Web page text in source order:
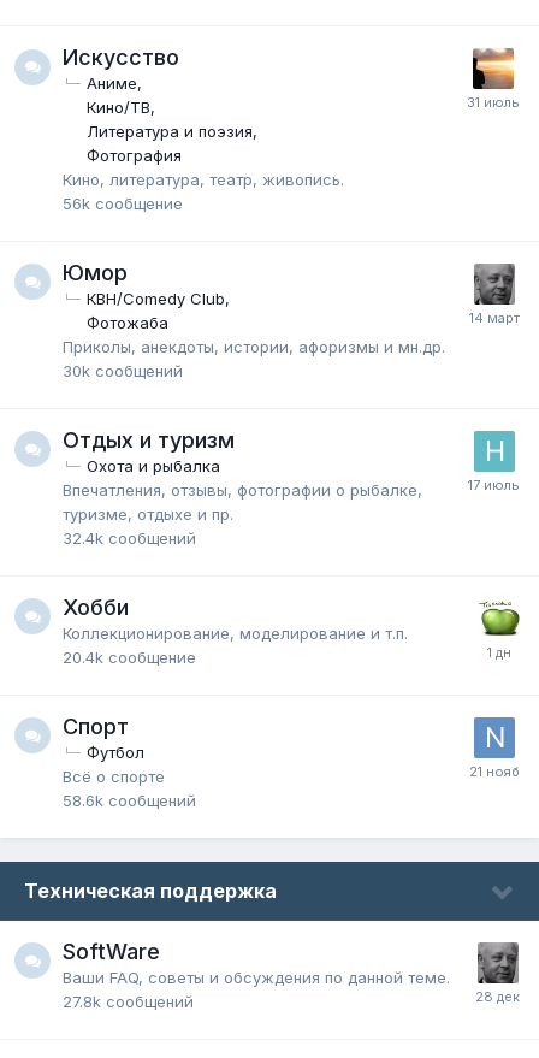
Искусство
Аниме
Кино/ТВ
Литература и поэзия
Фотография
Кино, литература, театр, живопись.
56k сообщение
Юмор
КВН/Comedy Club
Фотожаба
Приколы, анекдоты, истории, афоризмы и мн.др.
30k сообщений
Отдых и туризм
Охота и рыбалка
Впечатления, отзывы, фотографии о рыбалке,
туризме, отдыхе и пр.
32.4k сообщений
Хобби
Коллекционирование, моделирование и т.п.
20.4k сообщение
Спорт
Футбол
Всё о спорте
58.6k сообщений
Техническая поддержка
SoftWare
Ваши FAQ, советы и обсуждения по данной теме.
27.8k сообщений